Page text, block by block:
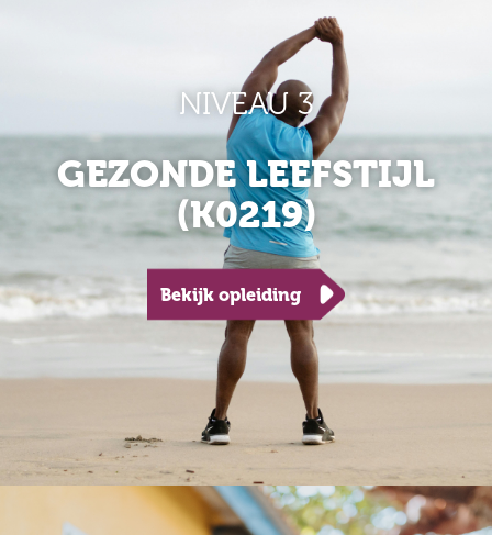
NIVEAU 3
GEZONDE LEEFSTIJL
(K0219)
Bekijk opleiding